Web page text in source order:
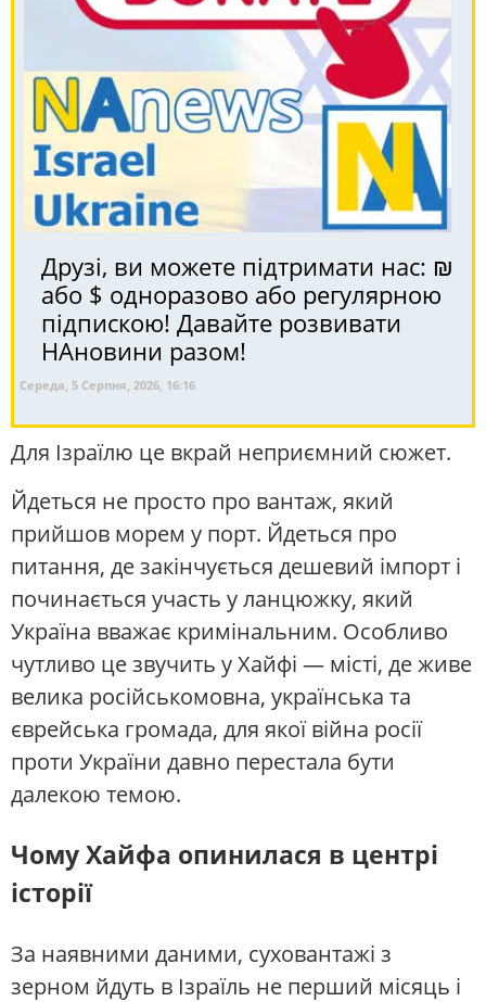
Друзі, ви можете підтримати нас: ₪
або $ одноразово або регулярною
підпискою! Давайте розвивати
НАновини разом!
Середа, 5 Серпня, 2026, 16:16
Для Ізраїлю це вкрай неприємний сюжет.
Йдеться не просто про вантаж, який
прийшов морем у порт. Йдеться про
питання, де закінчується дешевий імпорт і
починається участь у ланцюжку, який
Україна вважає кримінальним. Особливо
чутливо це звучить у Хайфі — місті, де живе
велика російськомовна, українська та
єврейська громада, для якої війна росії
проти України давно перестала бути
далекою темою.
Чому Хайфа опинилася в центрі
історії
За наявними даними, суховантажі з
зерном йдуть в Ізраїль не перший місяць і